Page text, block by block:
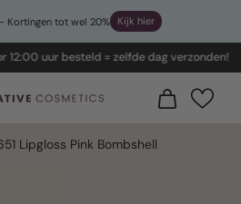
- Kortingen tot wel 20% Kijk hier
12:00 uur besteld = zelfde dag verzonden!
Lipgloss Pink Bombshell